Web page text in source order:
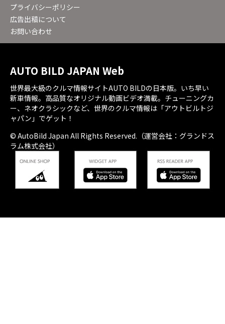
プライバシーポリシー
広告出稿について
お問い合わせ
AUTO BILD JAPAN Web
世界最大級のクルマ情報サイトAUTO BILDの日本版。いち早い
新車情報。高品質なオリジナル動画ビデオ満載。チューニングカ
ー、ネオクラシックなど、世界のクルマ情報は「アウトビルトジ
ャパン」でゲット！
© AutoBild Japan All Rights Reserved.（運営会社：グランドス
ラム株式会社）